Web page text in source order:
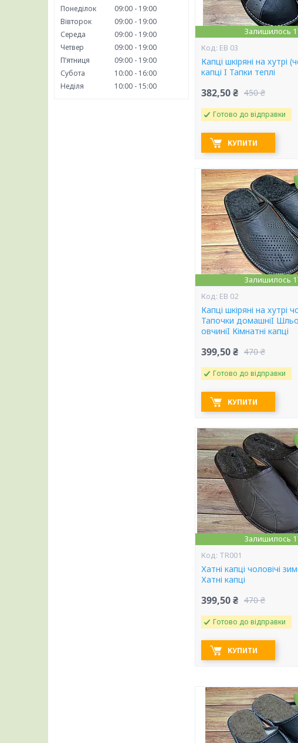
Понеділок 09:00
19:00
Вівторок
09:00
19:00
Середа
09:00
19:00
Четвер
09:00
19:00
Пʼятниця
09:00
19:00
Субота
10:00
16:00
Неділя
10:00 15:00
Залишилось
ЕВ 03
Капці шкіряні на хутрі
капці I Тапки теплі
382,50 ₴ 450 ₴
Готово до відправки
КУПИТИ
Залишилось
ЕВ 02
Капці шкіряні на хутрі
Тапочки домашніI
овчиніI Кімнатні капці
399,50 ₴ 470 ₴
Готово до відправки
КУПИТИ
Залишилось
TR001
Хатні капці чоловічі
Хатні капці
399,50 ₴ 470 ₴
Готово до відправки
КУПИТИ